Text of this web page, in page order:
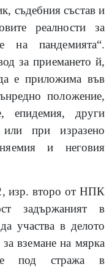
съдебния състав и
реалности за
на пандемията“.
за приемането й,
е приложима във
положение,
епидемия, други
или при изразено
и неговия
изр. второ от НПК
задържаният в
участва в делото
вземане на мярка
под стража в